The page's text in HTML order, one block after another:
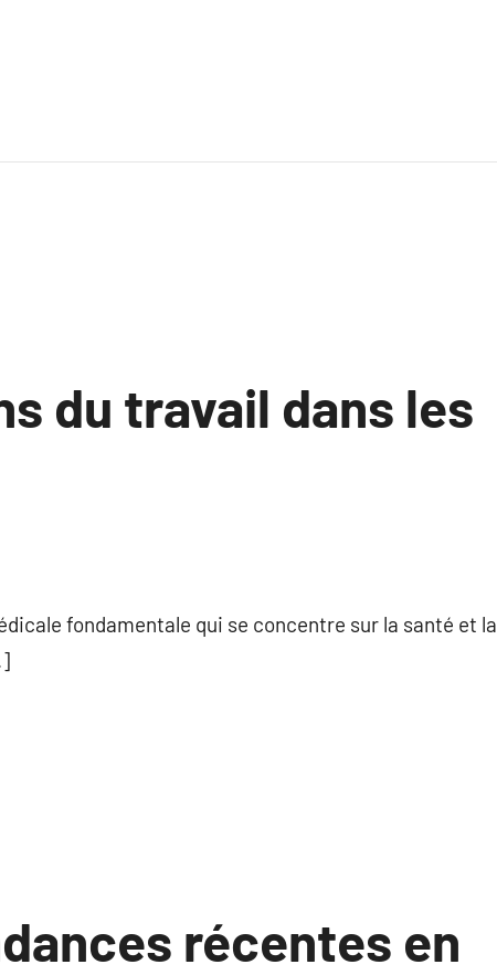
du travail dans les
fondamentale qui se concentre sur la santé et la
récentes en